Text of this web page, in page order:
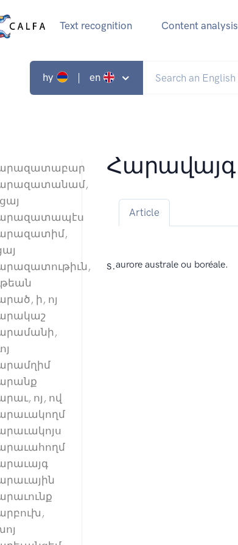
Text recognition Content analysis
hy | en
ի, ոյ
ոյ, ով
Հարավայգ
Article
s.aurore australe ou boréale.